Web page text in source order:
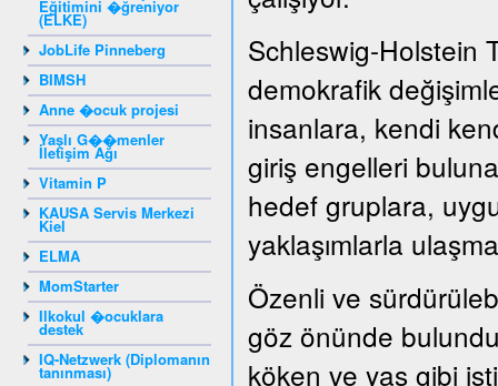
Eğitimini �ğreniyor
(ELKE)
JobLife Pinneberg
BIMSH
Anne �ocuk projesi
Yaşlı G��menler
İletişim Ağı
Vitamin P
KAUSA Servis Merkezi
Kiel
ELMA
MomStarter
Ilkokul �ocuklara
destek
IQ-Netzwerk (Diplomanın
tanınması)
Schleswig-Holstein
demokrafik
insanlara, kendi
giriş engelleri
hedef gruplara,
yaklaşımlarla
Özenli ve
göz önünde
köken ve yaş gibi